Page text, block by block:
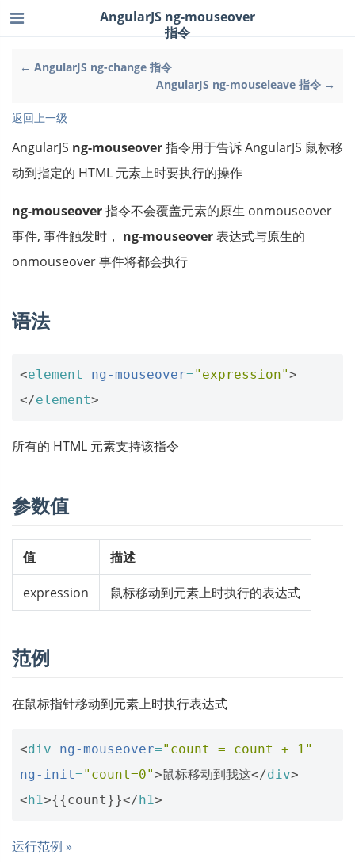
← AngularJS ng-change 指令
AngularJS ng-mouseleave 指令 →
AngularJS ng-mouseover
指令
返回上一级
AngularJS ng-mouseover指令用于告诉 AngularJS 鼠标移
动到指定的 HTML 元素上时要执行的操作
ng-mouseover指令不会覆盖元素的原生 onmouseover
事件, 事件触发时， ng-mouseover表达式与原生的
onmouseover 事件将都会执行
语法
<element ng-mouseover="expression">
</element>
所有的 HTML 元素支持该指令
参数值
值 描述
expression 鼠标移动到元素上时执行的表达式
范例
在鼠标指针移动到元素上时执行表达式
<div ng-mouseover="count = count + 1"
ng-init="count=0">鼠标移动到我这</div>
<h1>{{count}}</h1>
运行范例 »